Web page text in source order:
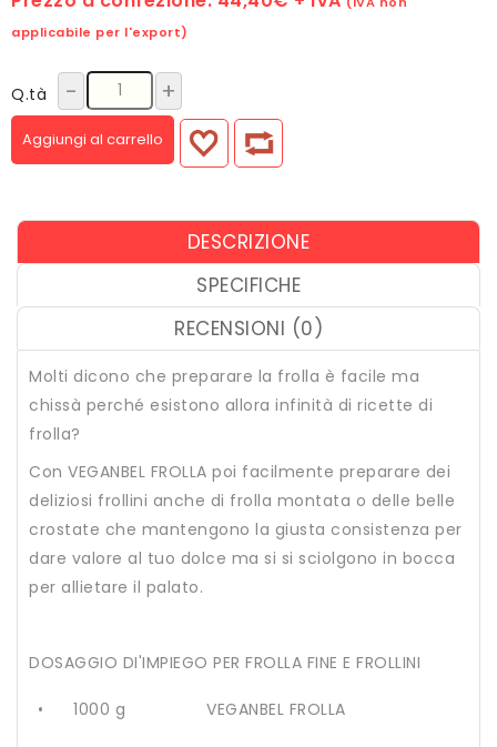
applicabile per l'export)
Q.tà - +
Aggiungi al carrello
DESCRIZIONE
SPECIFICHE
RECENSIONI (0)
Molti dicono che preparare la frolla è facile ma
chissà perché esistono allora infinità di ricette di
frolla?
Con VEGANBEL FROLLA poi facilmente preparare dei
deliziosi frollini anche di frolla montata o delle belle
crostate che mantengono la giusta consistenza per
dare valore al tuo dolce ma si si sciolgono in bocca
per allietare il palato.
DOSAGGIO DI'IMPIEGO PER FROLLA FINE E FROLLINI
• 1000 g VEGANBEL FROLLA